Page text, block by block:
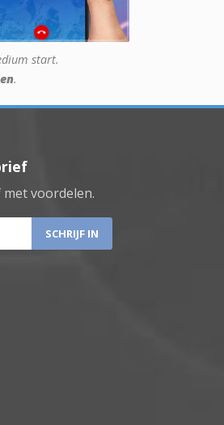
start.
.
voordelen.